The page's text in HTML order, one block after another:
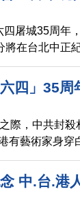
屠城35周年
將在台北中正
劃一系列短
籲海內外共同
，台灣已經變
四」35周
際，中共封
有藝術家身穿
批港警帶走。
中.台.港